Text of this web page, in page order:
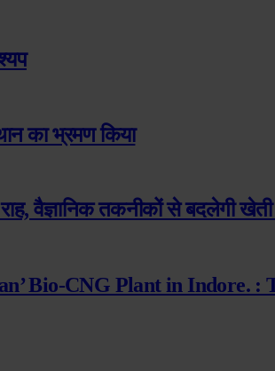
का भ्रमण किया
राह, वैज्ञानिक तकनीकों से बदलेगी
Bio-CNG Plant in Indore.